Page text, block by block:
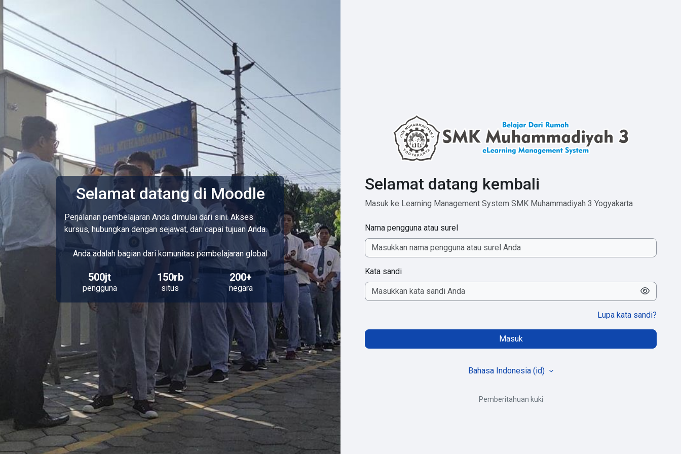
Lewati ke konten utama
Selamat datang di Moodle
Perjalanan pembelajaran Anda dimulai dari sini. Akses
kursus, hubungkan dengan sejawat, dan capai tujuan Anda.
Anda adalah bagian dari komunitas pembelajaran global
500jt
pengguna
150rb
situs
200+
negara
Selamat datang kembali
Masuk ke Learning Management System SMK Muhammadiyah 3 Yogyakarta
Nama pengguna atau surel
Kata sandi
Lupa kata sandi?
Masuk
Bahasa Indonesia ‎(id)‎
Pemberitahuan kuki